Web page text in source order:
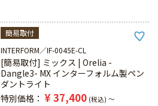
簡易取付
INTERFORM
IF-0045E-CL
[簡易取付] ミックス | Orelia -
Dangle3- MX インターフォルム製ペン
ダントライト
特別価格
¥37,400 税込 〜